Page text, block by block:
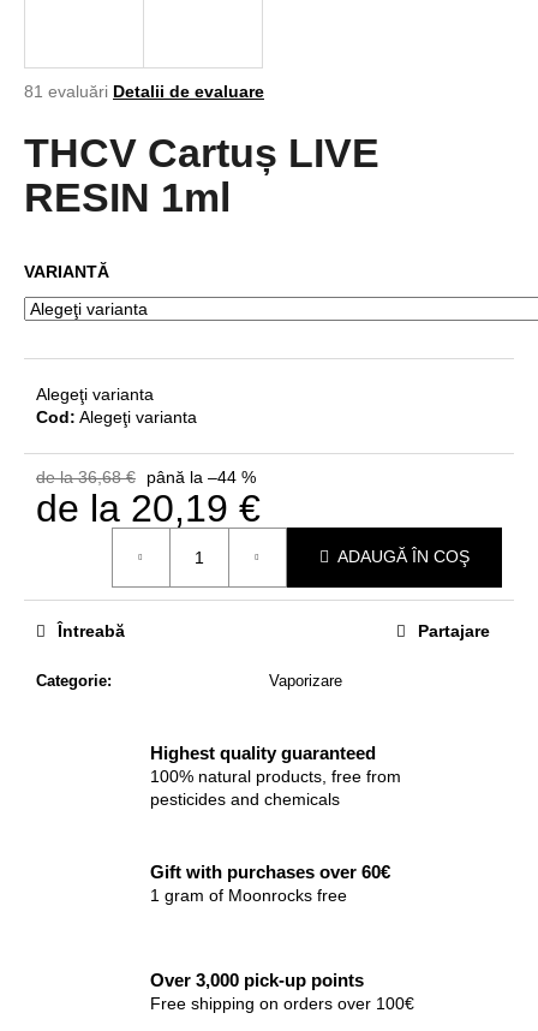
Evaluarea
a
produsului
este
4,8
stele.
81 evaluări Detalii de evaluare
THCV Cartuș LIVE
RESIN 1ml
VARIANTĂ
Alegeţi varianta
Cod: Alegeţi varianta
de la 36,68 € până la –44 %
de la 20,19 €
ADAUGĂ ÎN COŞ
Categorie: Vaporizare
Întreabă Partajare
Highest quality guaranteed
100% natural products, free from
pesticides and chemicals
Gift with purchases over 60€
1 gram of Moonrocks free
Over 3,000 pick-up points
Free shipping on orders over 100€
V
e
c
m
n
ă
m